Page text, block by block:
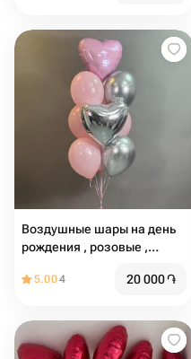
Воздушные шары на день
рождения , розовые ,
5.004 20 000֏